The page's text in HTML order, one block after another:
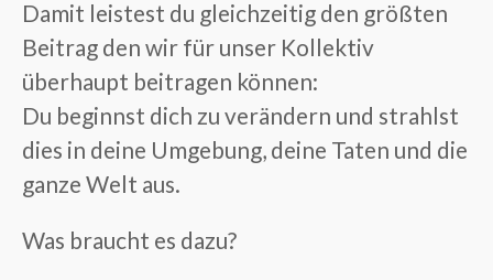
Damit leistest du gleichzeitig den größten
Beitrag den wir für unser Kollektiv
überhaupt beitragen können:
Du beginnst dich zu verändern und strahlst
dies in deine Umgebung, deine Taten und die
ganze Welt aus.
Was braucht es dazu?